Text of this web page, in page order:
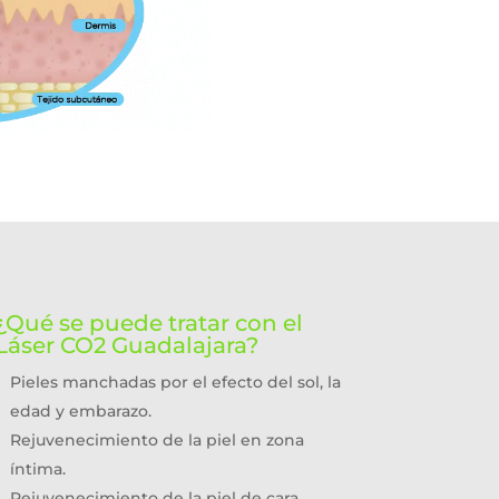
se puede tratar con el
CO2 Guadalajara?
Pieles manchadas por el efecto del sol, la
edad y embarazo.
Rejuvenecimiento de la piel en zona
íntima.